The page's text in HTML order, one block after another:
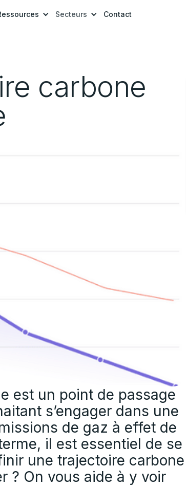
Secteurs Contact
carbone
est un point de passage
s’engager dans une
de gaz à effet de
il est essentiel de se
une trajectoire carbone
? On vous aide à y voir